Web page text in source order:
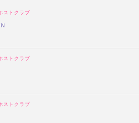
ストクラブ
ストクラブ
ストクラブ